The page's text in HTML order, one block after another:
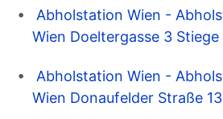
Abholstation Wien -
Wien Doeltergasse 3 Stiege
Abholstation Wien -
Wien Donaufelder Straße